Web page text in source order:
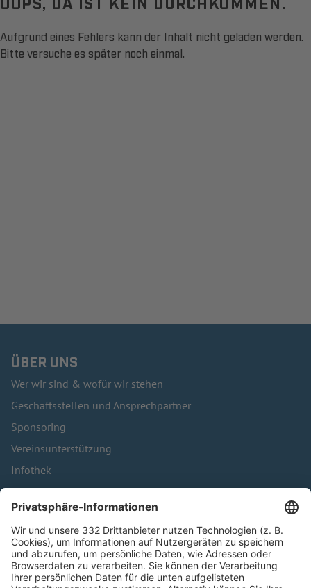
Aufgrund eines Fehlers kann der Inhalt nicht geladen werden.
Bitte versuche es später noch einmal.
ÜBER UNS
Wer wir sind & wofür wir stehen
Geschäftsstellen und Ansprechpartner
Sponsoring
Vereinsunterstützung
Infothek
Kontakt
HÄUFIG BESUCHTE SEITEN
Pässe und Vereinswechsel
Trainerausbildung